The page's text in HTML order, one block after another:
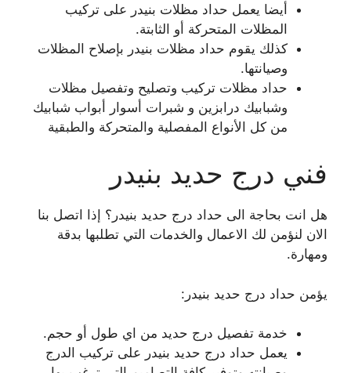
أيضا يعمل حداد مظلات بنيدر على تركيب
المظلات المتحركة أو الثابتة.
كذلك يقوم حداد مظلات بنيدر بإصلاح المظلات
وصيانتها.
حداد مظلات تركيب وتصليح وتفصيل مظلات
وشبابيك درابزين و شبرات أسوار أبواب شبابيك
من كل الأنواع المفصلية والمتحركة والطبقية
فني درج حديد بنيدر
هل انت بحاجة الى حداد درج حديد بنيدر؟ إذا اتصل بنا
الان لنؤمن لك الاعمال والخدمات التي تطلبها بدقة
ومهارة.
يؤمن حداد درج حديد بنيدر:
خدمة تفصيل درج حديد من اي طول أو حجم.
يعمل حداد درج حديد بنيدر على تركيب الدرج